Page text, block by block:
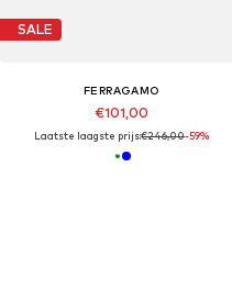
SALE
FERRAGAMO
€101,00
Laatste laagste prijs:€246,00-59%